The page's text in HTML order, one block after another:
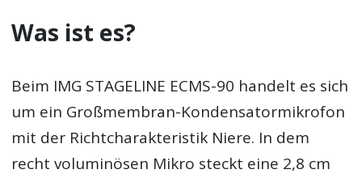
Was ist es?
Beim IMG STAGELINE ECMS-90 handelt es sich
um ein Großmembran-Kondensatormikrofon
mit der Richtcharakteristik Niere. In dem
recht voluminösen Mikro steckt eine 2,8 cm